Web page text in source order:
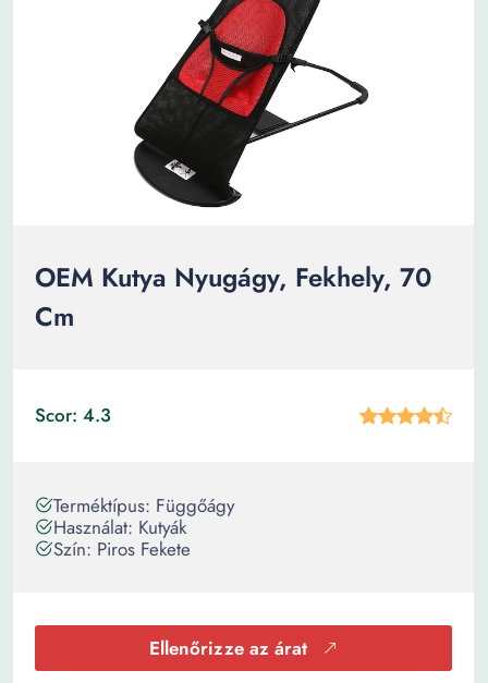
OEM Kutya Nyugágy, Fekhely, 70
Cm
Scor: 4.3
Terméktípus: Függőágy
Használat: Kutyák
Szín: Piros Fekete
Ellenőrizze az árat